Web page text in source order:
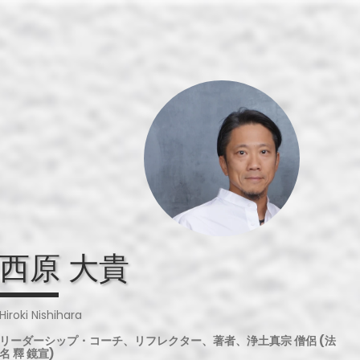
西原 大貴
Hiroki Nishihara
ダーシップ・コーチ、リフレクター、著者、浄土真宗 僧侶 (法名 釋
西原 大貴
Hiroki Nishihara
リーダーシップ・コーチ、リフレクター、著者、浄土真宗 僧侶 (法
名 釋 鏡宣)